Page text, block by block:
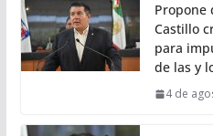
Propone
Castillo
para
de las y
4 de